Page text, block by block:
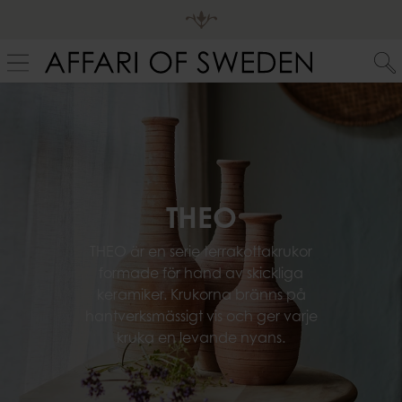
THEO
THEO är en serie terrakottakrukor
formade för hand av skickliga
keramiker. Krukorna bränns på
hantverksmässigt vis och ger varje
kruka en levande nyans.